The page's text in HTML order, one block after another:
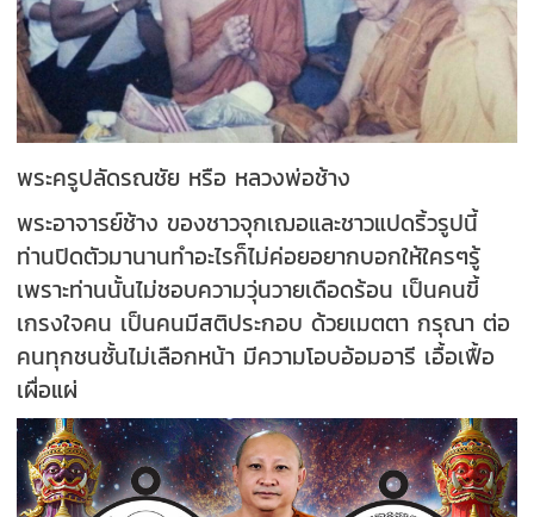
พระครูปลัดรณชัย หรือ หลวงพ่อช้าง
พระอาจารย์ช้าง ของชาวจุกเฌอและชาวแปดริ้วรูปนี้
ท่านปิดตัวมานานทำอะไรก็ไม่ค่อยอยากบอกให้ใครๆรู้
เพราะท่านนั้นไม่ชอบความวุ่นวายเดือดร้อน เป็นคนขี้
เกรงใจคน เป็นคนมีสติประกอบ ด้วยเมตตา กรุณา ต่อ
คนทุกชนชั้นไม่เลือกหน้า มีความโอบอ้อมอารี เอื้อเฟื้อ
เผื่อแผ่